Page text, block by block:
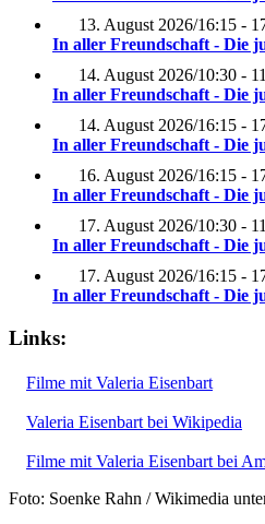
13. August 2026/16:15 -
In aller Freundschaft - Die
14. August 2026/10:30 -
In aller Freundschaft - Die
14. August 2026/16:15 -
In aller Freundschaft - Die
16. August 2026/16:15 -
In aller Freundschaft - Die
17. August 2026/10:30 -
In aller Freundschaft - Die
17. August 2026/16:15 -
In aller Freundschaft - Die
Links:
Filme mit Valeria Eisenbart
Valeria Eisenbart bei Wikipedia
Filme mit Valeria Eisenbart bei
Foto: Soenke Rahn / Wikimedia